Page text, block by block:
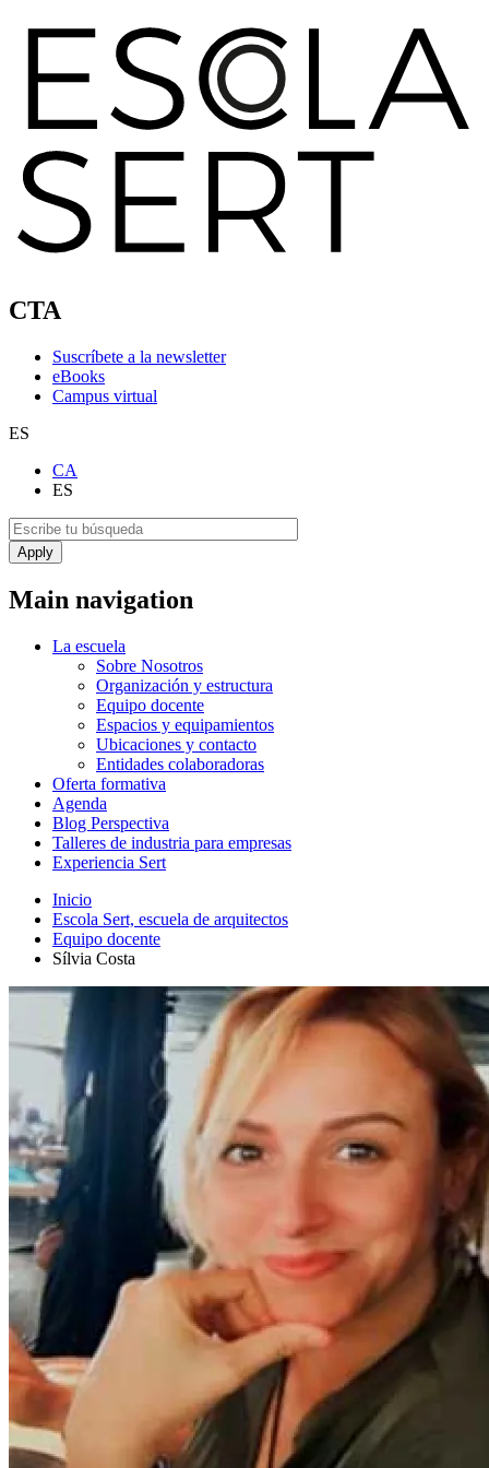
CTA
Suscríbete a la newsletter
eBooks
Campus virtual
ES
CA
ES
Main navigation
La escuela
Sobre Nosotros
Organización y estructura
Equipo docente
Espacios y equipamientos
Ubicaciones y contacto
Entidades colaboradoras
Oferta formativa
Agenda
Blog Perspectiva
Talleres de industria para empresas
Experiencia Sert
Inicio
Escola Sert, escuela de arquitectos
Equipo docente
Sílvia Costa